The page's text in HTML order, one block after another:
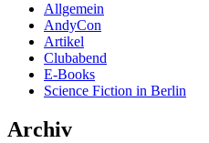
Allgemein
AndyCon
Artikel
Clubabend
E-Books
Science Fiction in Berlin
Archiv